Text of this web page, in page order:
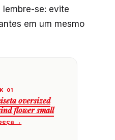
lembre-se: evite
em um mesmo
oversized
flower small